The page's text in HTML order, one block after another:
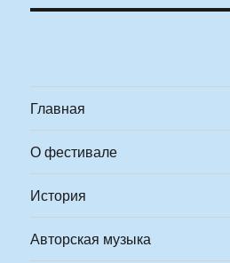
Главная
О фестивале
История
Авторская музыка